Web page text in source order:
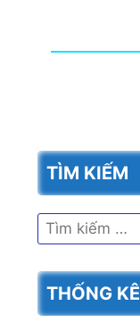
TÌM KIẾM
Tìm
kiếm
cho:
THỐNG KÊ